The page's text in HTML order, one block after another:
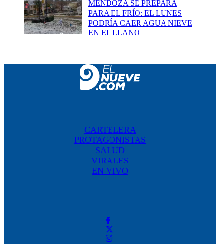
MENDOZA SE PREPARA
PARA EL FRÍO: EL LUNES
PODRÍA CAER AGUA NIEVE
EN EL LLANO
CARTELERA
PROTAGONISTAS
SALUD
VIRALES
EN VIVO